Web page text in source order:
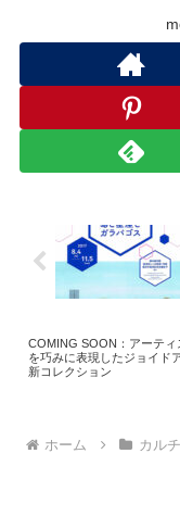
COMING SOON：アーティ
を巧みに表現したジョイド
新コレクション
ホーム カル